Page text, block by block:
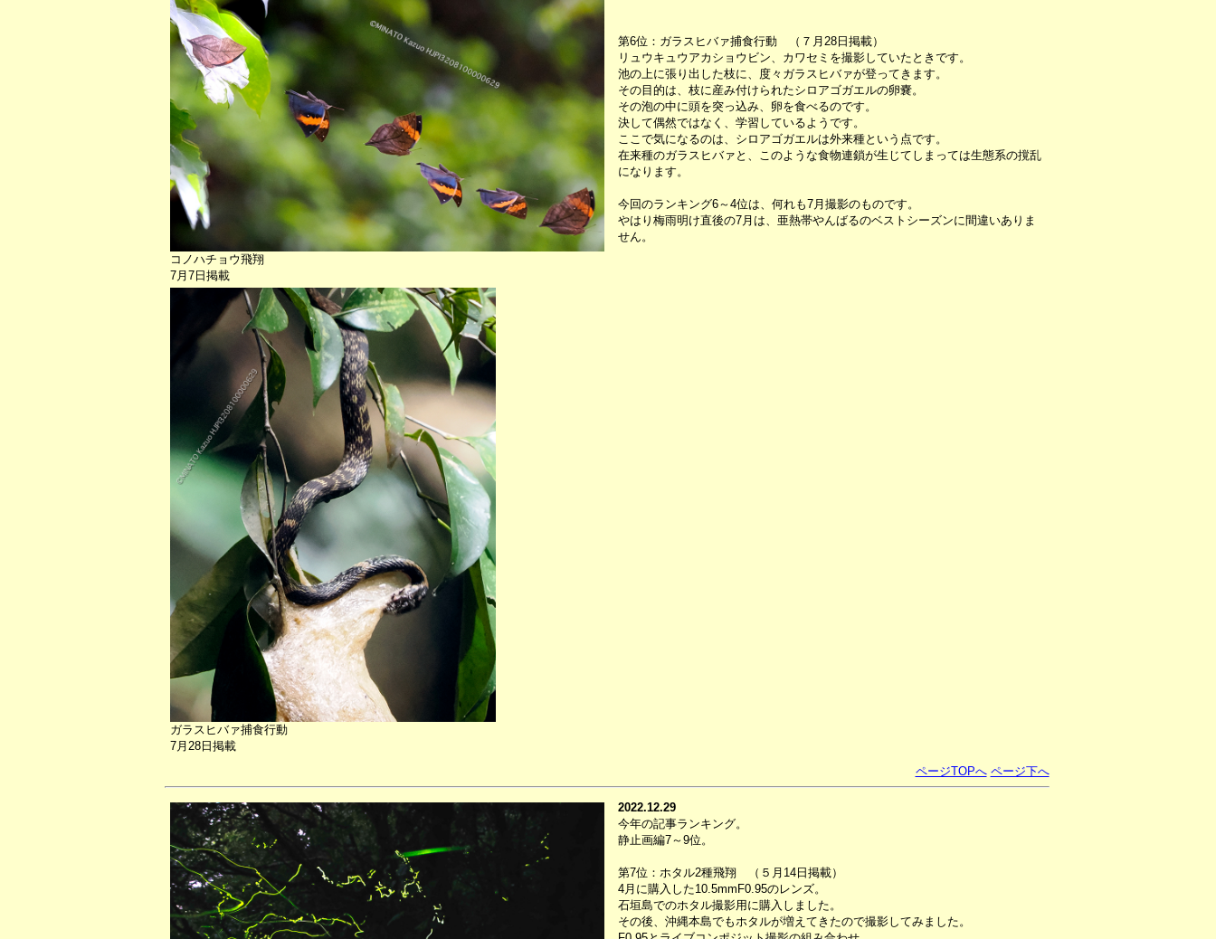
コノハチョウ飛翔
7月7日掲載
ガラスヒバァ捕食行動
7月28日掲載
第6位：ガラスヒバァ捕食行動 （７月28日掲載）
リュウキュウアカショウビン、カワセミを撮影していたときです。
池の上に張り出した枝に、度々ガラスヒバァが登ってきます。
その目的は、枝に産み付けられたシロアゴガエルの卵嚢。
その泡の中に頭を突っ込み、卵を食べるのです。
決して偶然ではなく、学習しているようです。
ここで気になるのは、シロアゴガエルは外来種という点です。
在来種のガラスヒバァと、このような食物連鎖が生じてしまっては生態系の撹乱
になります。
今回のランキング6～4位は、何れも7月撮影のものです。
やはり梅雨明け直後の7月は、亜熱帯やんばるのベストシーズンに間違いありま
せん。
ページTOPへ ページ下へ
2022.12.29
今年の記事ランキング。
静止画編7～9位。
第7位：ホタル2種飛翔 （５月14日掲載）
4月に購入した10.5mmF0.95のレンズ。
石垣島でのホタル撮影用に購入しました。
その後、沖縄本島でもホタルが増えてきたので撮影してみました。